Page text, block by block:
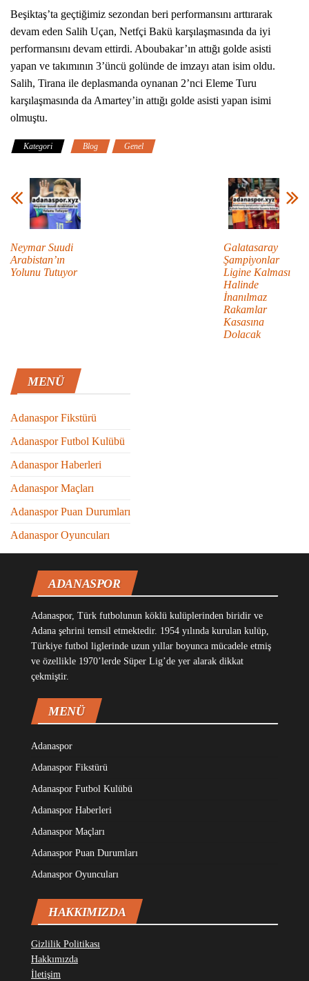
Beşiktaş’ta geçtiğimiz sezondan beri performansını arttırarak
devam eden Salih Uçan, Netfçi Bakü karşılaşmasında da iyi
performansını devam ettirdi. Aboubakar’ın attığı golde asisti
yapan ve takımının 3’üncü golünde de imzayı atan isim oldu.
Salih, Tirana ile deplasmanda oynanan 2’nci Eleme Turu
karşılaşmasında da Amartey’in attığı golde asisti yapan isimi
olmuştu.
Kategori Blog Genel
Neymar Suudi
Arabistan’ın
Yolunu Tutuyor
Galatasaray
Şampiyonlar
Ligine Kalması
Halinde
İnanılmaz
Rakamlar
Kasasına
Dolacak
MENÜ
Adanaspor Fikstürü
Adanaspor Futbol Kulübü
Adanaspor Haberleri
Adanaspor Maçları
Adanaspor Puan Durumları
Adanaspor Oyuncuları
ADANASPOR
Adanaspor, Türk futbolunun köklü kulüplerinden biridir ve
Adana şehrini temsil etmektedir. 1954 yılında kurulan kulüp,
Türkiye futbol liglerinde uzun yıllar boyunca mücadele etmiş
ve özellikle 1970’lerde Süper Lig’de yer alarak dikkat
çekmiştir.
MENÜ
Adanaspor
Adanaspor Fikstürü
Adanaspor Futbol Kulübü
Adanaspor Haberleri
Adanaspor Maçları
Adanaspor Puan Durumları
Adanaspor Oyuncuları
HAKKIMIZDA
Gizlilik Politikası
Hakkımızda
İletişim